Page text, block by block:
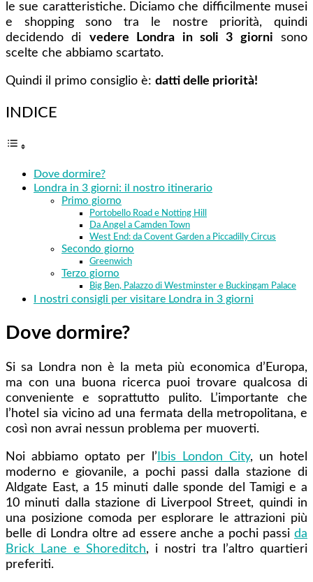
le sue caratteristiche. Diciamo che difficilmente musei
e shopping sono tra le nostre priorità, quindi
decidendo di vedere Londra in soli 3 giorni sono
scelte che abbiamo scartato.
Quindi il primo consiglio è: datti delle priorità!
INDICE
Dove dormire?
Londra in 3 giorni: il nostro itinerario
Primo giorno
Portobello Road e Notting Hill
Da Angel a Camden Town
West End: da Covent Garden a Piccadilly Circus
Secondo giorno
Greenwich
Terzo giorno
Big Ben, Palazzo di Westminster e Buckingam Palace
I nostri consigli per visitare Londra in 3 giorni
Dove dormire?
Si sa Londra non è la meta più economica d’Europa,
ma con una buona ricerca puoi trovare qualcosa di
conveniente e soprattutto pulito. L’importante che
l’hotel sia vicino ad una fermata della metropolitana, e
così non avrai nessun problema per muoverti.
Noi abbiamo optato per l’ Ibis London City, un hotel
moderno e giovanile, a pochi passi dalla stazione di
Aldgate East, a 15 minuti dalle sponde del Tamigi e a
10 minuti dalla stazione di Liverpool Street, quindi in
una posizione comoda per esplorare le attrazioni più
belle di Londra oltre ad essere anche a pochi passi da
Brick Lane e Shoreditch, i nostri tra l’altro quartieri
preferiti.